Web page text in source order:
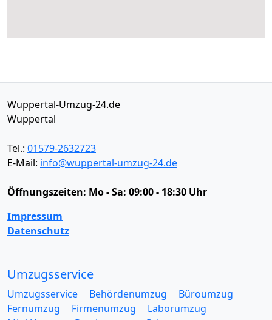
Wuppertal-Umzug-24.de
Wuppertal
Tel.: 01579-2632723
E-Mail: info@wuppertal-umzug-24.de
Öffnungszeiten: Mo - Sa: 09:00 - 18:30 Uhr
Impressum
Datenschutz
Umzugsservice
Umzugsservice Behördenumzug
Büroumzug
Fernumzug
Firmenumzug
Laborumzug